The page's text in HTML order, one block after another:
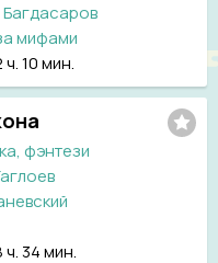
мифами
ч. 10 мин.
фэнтези
ч. 34 мин.